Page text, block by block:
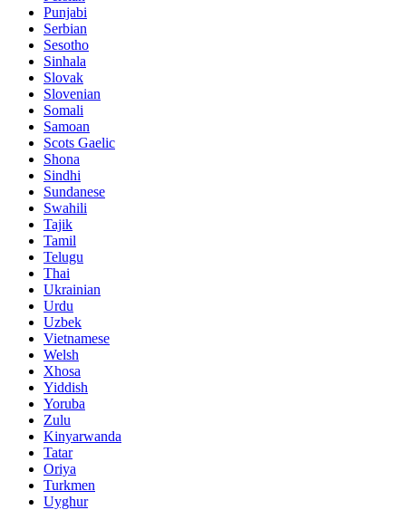
Punjabi
Serbian
Sesotho
Sinhala
Slovak
Slovenian
Somali
Samoan
Scots Gaelic
Shona
Sindhi
Sundanese
Swahili
Tajik
Tamil
Telugu
Thai
Ukrainian
Urdu
Uzbek
Vietnamese
Welsh
Xhosa
Yiddish
Yoruba
Zulu
Kinyarwanda
Tatar
Oriya
Turkmen
Uyghur